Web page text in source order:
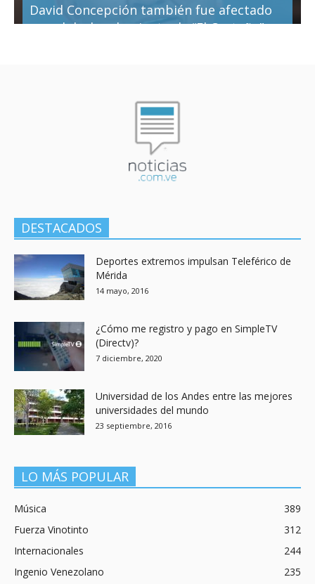
David Concepción también fue afectado
por el desbordamiento de “El Castaño”
DESTACADOS
Deportes extremos impulsan Teleférico de
Mérida
14 mayo, 2016
¿Cómo me registro y pago en SimpleTV
(Directv)?
7 diciembre, 2020
Universidad de los Andes entre las mejores
universidades del mundo
23 septiembre, 2016
LO MÁS POPULAR
Música
389
Fuerza Vinotinto
312
Internacionales
244
Ingenio Venezolano
235